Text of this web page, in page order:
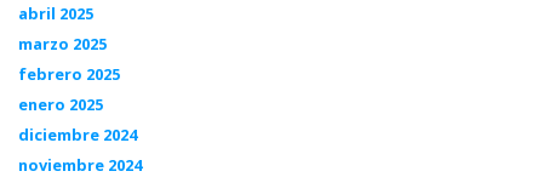
abril 2025
marzo 2025
febrero 2025
enero 2025
diciembre 2024
noviembre 2024